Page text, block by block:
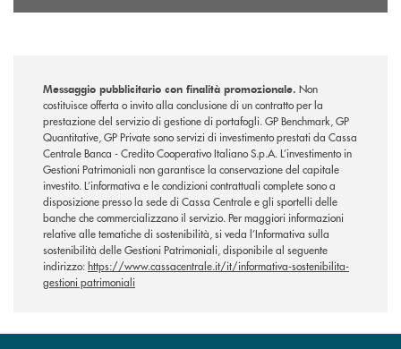
Messaggio pubblicitario con finalità promozionale. Non
costituisce offerta o invito alla conclusione di un contratto per la
prestazione del servizio di gestione di portafogli. GP Benchmark, GP
Quantitative, GP Private sono servizi di investimento prestati da Cassa
Centrale Banca - Credito Cooperativo Italiano S.p.A. L’investimento in
Gestioni Patrimoniali non garantisce la conservazione del capitale
investito. L’informativa e le condizioni contrattuali complete sono a
disposizione presso la sede di Cassa Centrale e gli sportelli delle
banche che commercializzano il servizio. Per maggiori informazioni
relative alle tematiche di sostenibilità, si veda l’Informativa sulla
sostenibilità delle Gestioni Patrimoniali, disponibile al seguente
indirizzo:https://www.cassacentrale.it/it/informativa-sostenibilita-
gestioni patrimoniali